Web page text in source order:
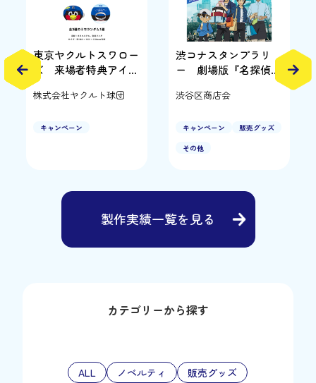
東京ヤクルトスワロー
ズ 来場者特典アイテ
ム…
株式会社ヤクルト球団
キャンペーン
渋コナスタンプラリ
ー 劇場版『名探偵コ
渋谷区商店会
キャンペーン
販売グッズ
その他
製作実績一覧を見る
カテゴリーから探す
ALL ノベルティ 販売グッズ